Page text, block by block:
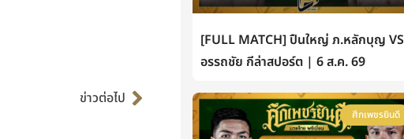
ข่าวต่อไป
[FULL MATCH] ปืนใหญ่ ภ.หลักบุญ VS
อรรถชัย กีล่าสปอร์ต | 6 ส.ค. 69
ศึกเพชรยินดี